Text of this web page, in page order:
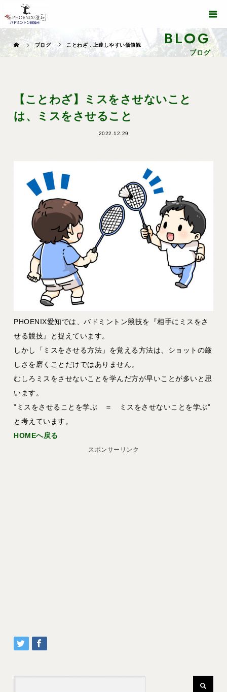
BLOG
ブログ
ブログ ことわざ 上達しやすい価値観
【ことわざ】ミスをさせないこと
は、ミスをさせること
2022.12.29
PHOENIX愛知では、バドミントン競技を『相手にミスをさ
せる競技』と捉えています。
しかし「ミスをさせる方法」を覚える方法は、ショットの厳
しさを磨くことだけではありません。
むしろミスをさせないことを学んだ方が早いことが多いと思
います。
”ミスをさせることを学ぶ ＝ ミスをさせないことを学ぶ”
と考えています。
HOMEへ戻る
スポンサーリンク